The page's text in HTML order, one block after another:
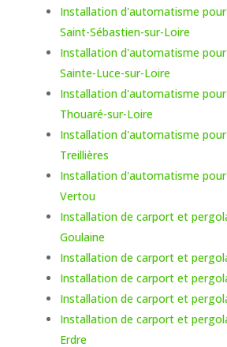
Installation d'automatisme
Saint-Sébastien-sur-Loire
Installation d'automatisme
Sainte-Luce-sur-Loire
Installation d'automatisme
Thouaré-sur-Loire
Installation d'automatisme
Treillières
Installation d'automatisme
Vertou
Installation de carport et
Goulaine
Installation de carport et
Installation de carport et
Installation de carport et
Installation de carport et
Erdre